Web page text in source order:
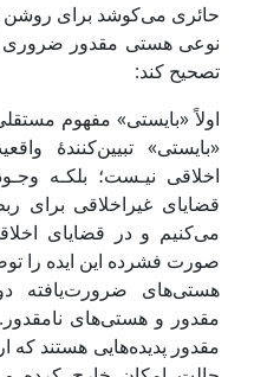
حائری می‌کوشد برای روشن
نوعی هستی مقدور ضروری
تصحیح کند:
اولاً «بایستی» مفهوم
«بایستی» تبیین‌کنندۀ
اخلاقی نیـست؛ بلکـه
قضایای غیراخلاقی برای
می‌کنیم و در قضایای
صورت فشرده این ایده را
هستی‌های ضرورت‌یافته
مقدور و هستی‌های
مقدور پدیده‌هایی هستند که